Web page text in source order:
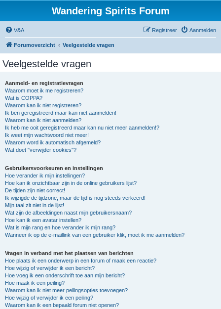
Wandering Spirits Forum
V&A Aanmelden
Registreer
Forumoverzicht Veelgestelde vragen
Veelgestelde vragen
Aanmeld- en registratievragen
Waarom moet ik me registreren?
Wat is COPPA?
Waarom kan ik niet registreren?
Ik ben geregistreerd maar kan niet aanmelden!
Waarom kan ik niet aanmelden?
Ik heb me ooit geregistreerd maar kan nu niet meer aanmelden!?
Ik weet mijn wachtwoord niet meer!
Waarom word ik automatisch afgemeld?
Wat doet "verwijder cookies"?
Gebruikersvoorkeuren en instellingen
Hoe verander ik mijn instellingen?
Hoe kan ik onzichtbaar zijn in de online gebruikers lijst?
De tijden zijn niet correct!
Ik wijzigde de tijdzone, maar de tijd is nog steeds verkeerd!
Mijn taal zit niet in de lijst!
Wat zijn de afbeeldingen naast mijn gebruikersnaam?
Hoe kan ik een avatar instellen?
Wat is mijn rang en hoe verander ik mijn rang?
Wanneer ik op de e-maillink van een gebruiker klik, moet ik me aanmelden?
Vragen in verband met het plaatsen van berichten
Hoe plaats ik een onderwerp in een forum of maak een reactie?
Hoe wijzig of verwijder ik een bericht?
Hoe voeg ik een onderschrift toe aan mijn bericht?
Hoe maak ik een peiling?
Waarom kan ik niet meer peilingsopties toevoegen?
Hoe wijzig of verwijder ik een peiling?
Waarom kan ik een bepaald forum niet openen?